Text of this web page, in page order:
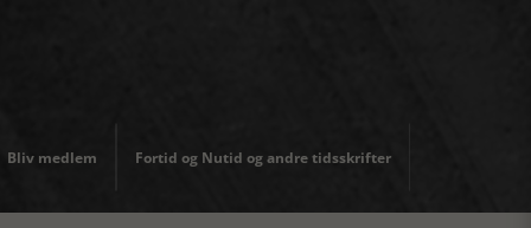
Bliv medlem Fortid og Nutid og andre tidsskrifter